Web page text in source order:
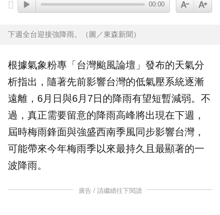
00:00
下週全台迎接強降雨。（圖／東森新聞）
根據氣象粉專「 台灣颱風論壇」發布的天氣分
析指出，隨著先前影響台灣的低氣壓系統逐漸
遠離，6月日與6月7日的降雨有望短暫減弱。不
過，真正需要留意的降雨高峰將出現在下週，
屆時梅雨鋒面與強盛西南季風同步影響台灣，
可能帶來今年梅雨季以來最持久且最顯著的一
波降雨。
廣告 / 請繼續往下閱讀